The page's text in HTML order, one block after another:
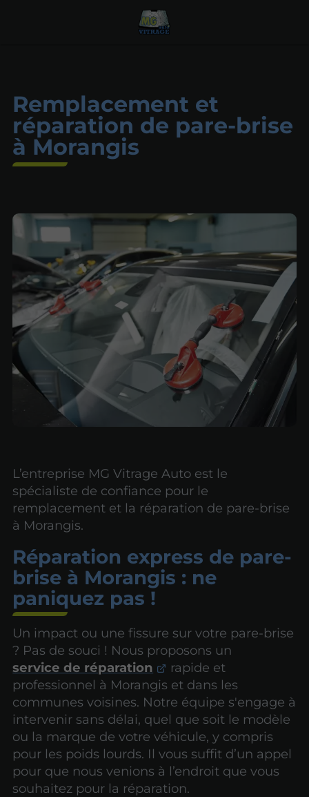
Remplacement et
réparation de pare-brise
à Morangis
L’entreprise MG Vitrage Auto est le
spécialiste de confiance pour le
remplacement et la réparation de pare-brise
à Morangis.
Réparation express de pare-
brise à Morangis : ne
paniquez pas !
Un impact ou une fissure sur votre pare-brise
? Pas de souci ! Nous proposons un
service de réparation
rapide et
professionnel à Morangis et dans les
communes voisines. Notre équipe s'engage à
intervenir sans délai, quel que soit le modèle
ou la marque de votre véhicule, y compris
pour les poids lourds. Il vous suffit d’un appel
pour que nous venions à l’endroit que vous
souhaitez pour la réparation.